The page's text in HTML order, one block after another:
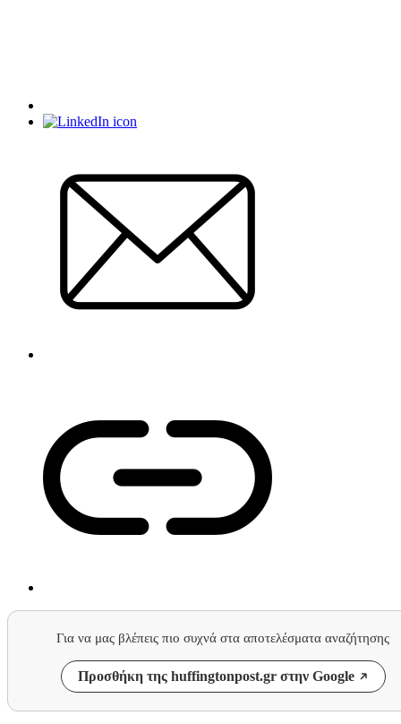
Για να μας βλέπεις πιο συχνά στα αποτελέσματα αναζήτησης
Προσθήκη της huffingtonpost.gr στην Google